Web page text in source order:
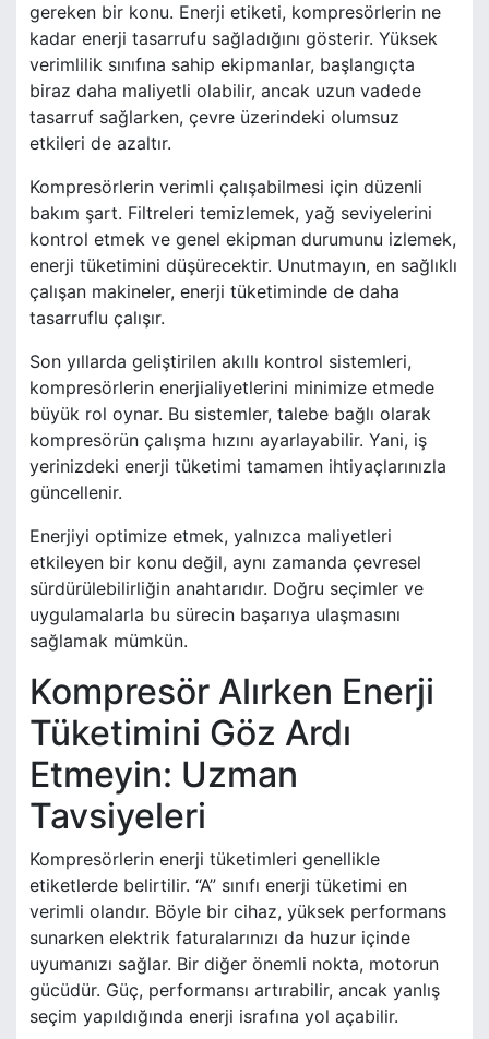
gereken bir konu. Enerji etiketi, kompresörlerin ne
kadar enerji tasarrufu sağladığını gösterir. Yüksek
verimlilik sınıfına sahip ekipmanlar, başlangıçta
biraz daha maliyetli olabilir, ancak uzun vadede
tasarruf sağlarken, çevre üzerindeki olumsuz
etkileri de azaltır.
Kompresörlerin verimli çalışabilmesi için düzenli
bakım şart. Filtreleri temizlemek, yağ seviyelerini
kontrol etmek ve genel ekipman durumunu izlemek,
enerji tüketimini düşürecektir. Unutmayın, en sağlıklı
çalışan makineler, enerji tüketiminde de daha
tasarruflu çalışır.
Son yıllarda geliştirilen akıllı kontrol sistemleri,
kompresörlerin enerjialiyetlerini minimize etmede
büyük rol oynar. Bu sistemler, talebe bağlı olarak
kompresörün çalışma hızını ayarlayabilir. Yani, iş
yerinizdeki enerji tüketimi tamamen ihtiyaçlarınızla
güncellenir.
Enerjiyi optimize etmek, yalnızca maliyetleri
etkileyen bir konu değil, aynı zamanda çevresel
sürdürülebilirliğin anahtarıdır. Doğru seçimler ve
uygulamalarla bu sürecin başarıya ulaşmasını
sağlamak mümkün.
Kompresör Alırken Enerji
Tüketimini Göz Ardı
Etmeyin: Uzman
Tavsiyeleri
Kompresörlerin enerji tüketimleri genellikle
etiketlerde belirtilir. “A” sınıfı enerji tüketimi en
verimli olandır. Böyle bir cihaz, yüksek performans
sunarken elektrik faturalarınızı da huzur içinde
uyumanızı sağlar. Bir diğer önemli nokta, motorun
gücüdür. Güç, performansı artırabilir, ancak yanlış
seçim yapıldığında enerji israfına yol açabilir.